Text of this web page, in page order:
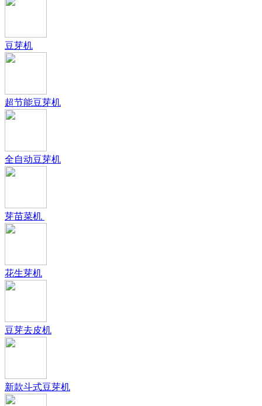
豆芽机
超节能豆芽机
全自动豆芽机
芽苗菜机
花生芽机
豆芽去皮机
新款斗式豆芽机